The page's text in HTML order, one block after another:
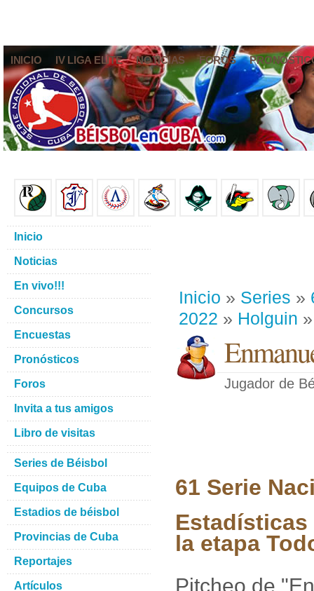
INICIO IV LIGA ELITE NOTICIAS FOROS
Inicio » Series »
2022 » Holguin
Jugador de
61 Serie
Estadísticas
la etapa
Pitcheo de
Inicio
Noticias
En vivo!!!
Concursos
Encuestas
Pronósticos
Foros
Invita a tus amigos
Libro de visitas
Series de Béisbol
Equipos de Cuba
Estadios de béisbol
Provincias de Cuba
Reportajes
Artículos